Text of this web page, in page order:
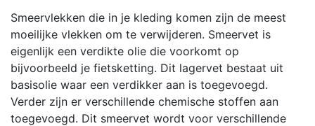
Smeervlekken die in je kleding komen zijn de meest
moeilijke vlekken om te verwijderen. Smeervet is
eigenlijk een verdikte olie die voorkomt op
bijvoorbeeld je fietsketting. Dit lagervet bestaat uit
basisolie waar een verdikker aan is toegevoegd.
Verder zijn er verschillende chemische stoffen aan
toegevoegd. Dit smeervet wordt voor verschillende